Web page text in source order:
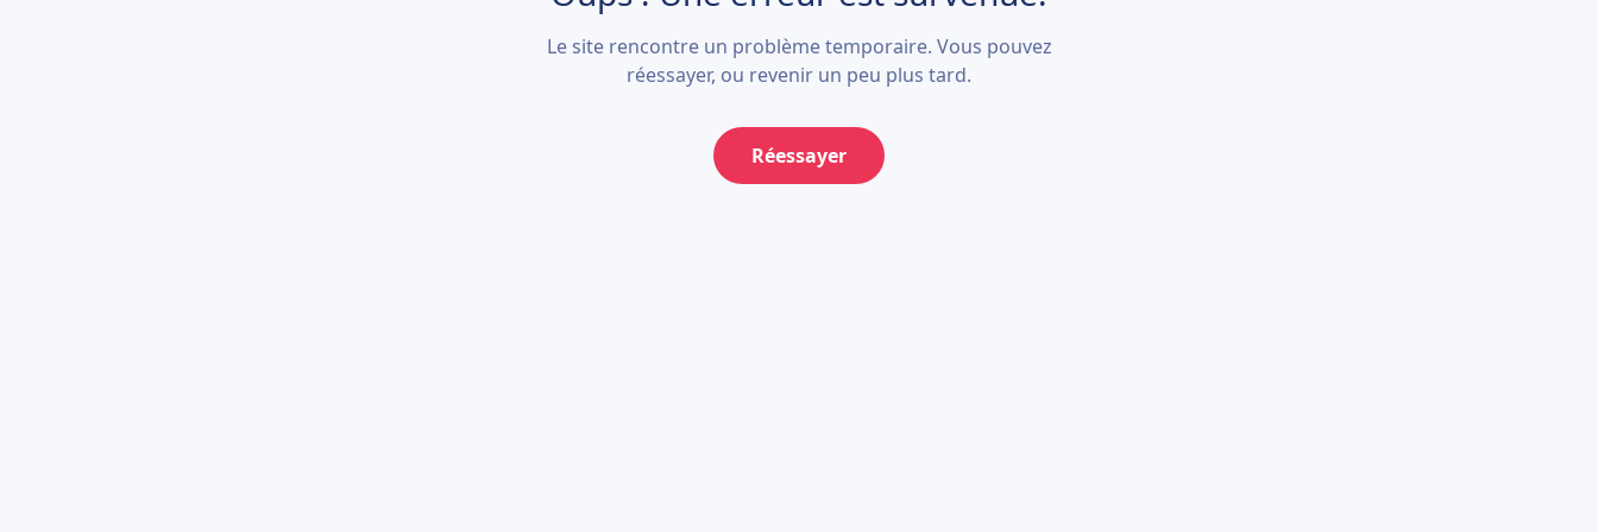
Le site rencontre un problème temporaire. Vous pouvez
réessayer, ou revenir un peu plus tard.
Réessayer